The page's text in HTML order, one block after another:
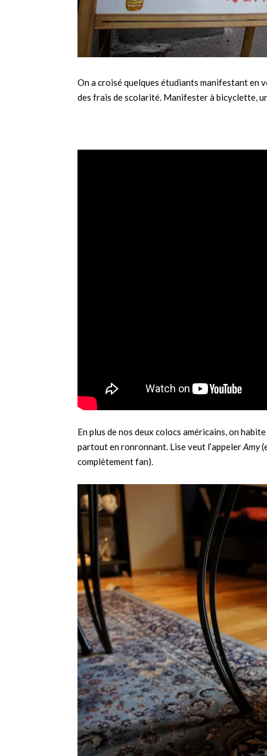
On a croisé quelques étudiants manifestant en
des frais de scolarité. Manifester à bicyclette,
En plus de nos deux colocs américains, on
partout en ronronnant. Lise veut l’appelerAmy
complètement fan).